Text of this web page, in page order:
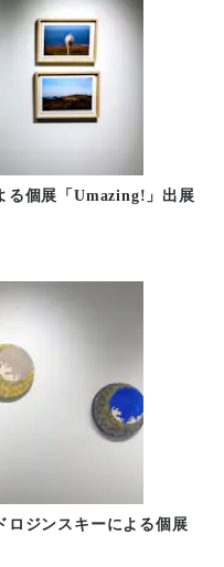
る個展「Umazing!」出展
ロジンスキーによる個展